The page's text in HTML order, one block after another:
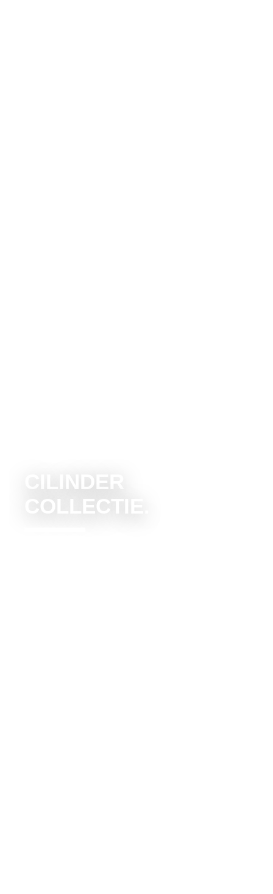
CILINDER
COLLECTIE.